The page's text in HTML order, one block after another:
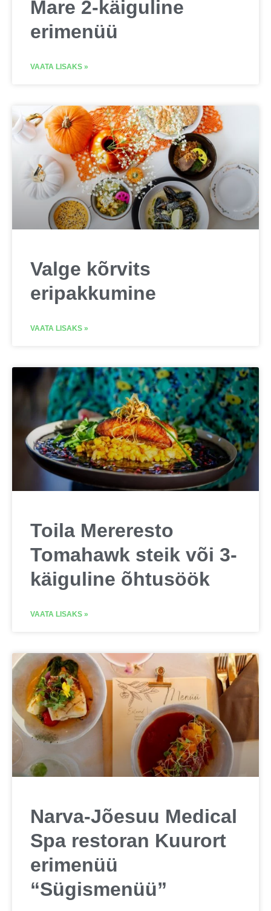
Mare 2-käiguline
erimenüü
VAATA LISAKS »
Valge kõrvits
eripakkumine
VAATA LISAKS »
Toila Mereresto
Tomahawk steik või 3-
käiguline õhtusöök
VAATA LISAKS »
Narva-Jõesuu Medical
Spa restoran Kuurort
erimenüü
“Sügismenüü”